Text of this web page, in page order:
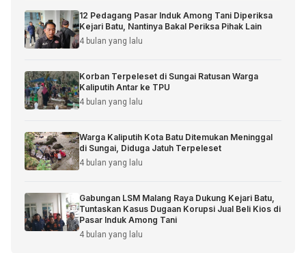
12 Pedagang Pasar Induk Among Tani Diperiksa
Kejari Batu, Nantinya Bakal Periksa Pihak Lain
4 bulan yang lalu
Korban Terpeleset di Sungai Ratusan Warga
Kaliputih Antar ke TPU
4 bulan yang lalu
Warga Kaliputih Kota Batu Ditemukan Meninggal
di Sungai, Diduga Jatuh Terpeleset
4 bulan yang lalu
Gabungan LSM Malang Raya Dukung Kejari Batu,
Tuntaskan Kasus Dugaan Korupsi Jual Beli Kios di
Pasar Induk Among Tani
4 bulan yang lalu